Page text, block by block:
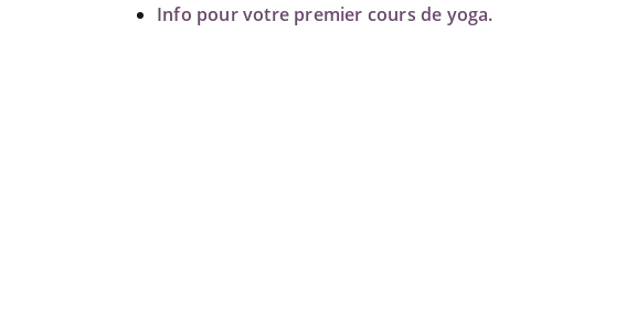
Info pour votre premier cours de yoga.